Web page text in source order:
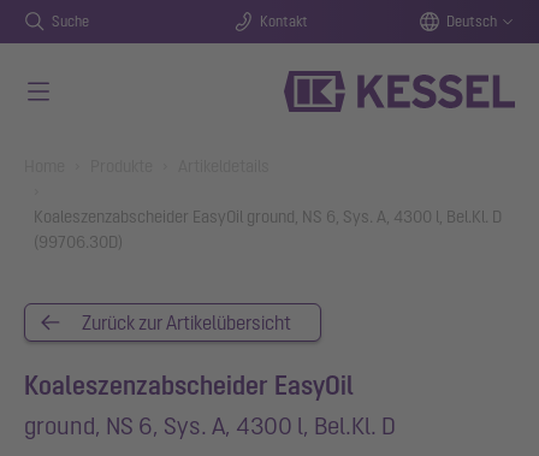
Suche Kontakt Deutsch
Koaleszenzabscheider EasyOil ground, NS 6, Sys. A, 4300 l, Bel.Kl. D
(99706.30D)
Zurück zur Artikelübersicht
Koaleszenzabscheider EasyOil
ground, NS 6, Sys. A, 4300 l, Bel.Kl. D